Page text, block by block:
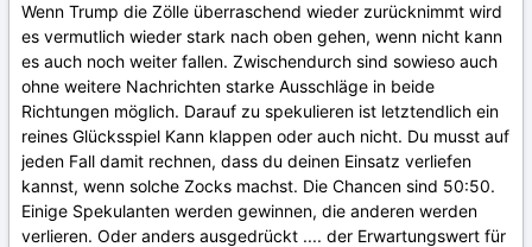
Wenn Trump die Zölle überraschend wieder zurücknimmt wird
es vermutlich wieder stark nach oben gehen, wenn nicht kann
es auch noch weiter fallen. Zwischendurch sind sowieso auch
ohne weitere Nachrichten starke Ausschläge in beide
Richtungen möglich. Darauf zu spekulieren ist letztendlich ein
reines Glücksspiel Kann klappen oder auch nicht. Du musst auf
jeden Fall damit rechnen, dass du deinen Einsatz verliefen
kannst, wenn solche Zocks machst. Die Chancen sind 50:50.
Einige Spekulanten werden gewinnen, die anderen werden
verlieren. Oder anders ausgedrückt .... der Erwartungswert für